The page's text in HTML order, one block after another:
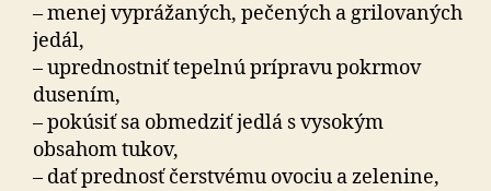
– menej vyprážaných, pečených a grilovaných
jedál,
– uprednostniť tepelnú prípravu pokrmov
dusením,
– pokúsiť sa obmedziť jedlá s vysokým
obsahom tukov,
– dať prednosť čerstvému ovociu a zelenine,